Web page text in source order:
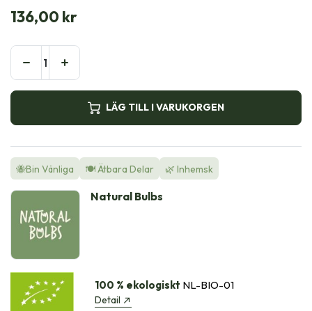
136,00 kr
LÄG TILL I VARUKORGEN
🐝Bin Vänliga 🍽️ Ätbara Delar 🌿 Inhemsk
Natural Bulbs
100 % ekologiskt NL-BIO-01
Detail